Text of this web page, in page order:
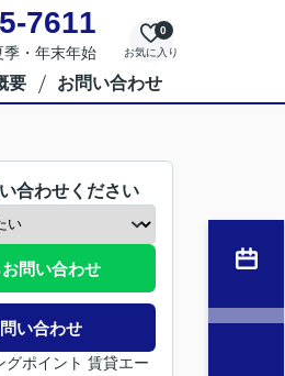
7611
・年末年始 お気に入り
0
要 お問い合わせ
合わせください
問い合わせ
い合わせ
グポイント 賃貸エー